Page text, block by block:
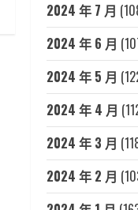
2024 年 7 月
2024 年 6 月
2024 年 5 月
2024 年 4 月
2024 年 3 月
2024 年 2 月